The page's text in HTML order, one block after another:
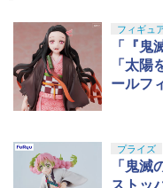
フィギュ
「『鬼
「太陽
ールフ
プライズ
「鬼滅